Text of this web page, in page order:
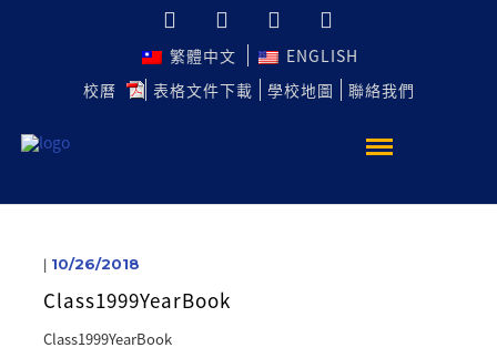
繁體中文
ENGLISH
校曆
表格文件下載 學校地圖 聯絡我們
| 10/26/2018
Class1999YearBook
Class1999YearBook